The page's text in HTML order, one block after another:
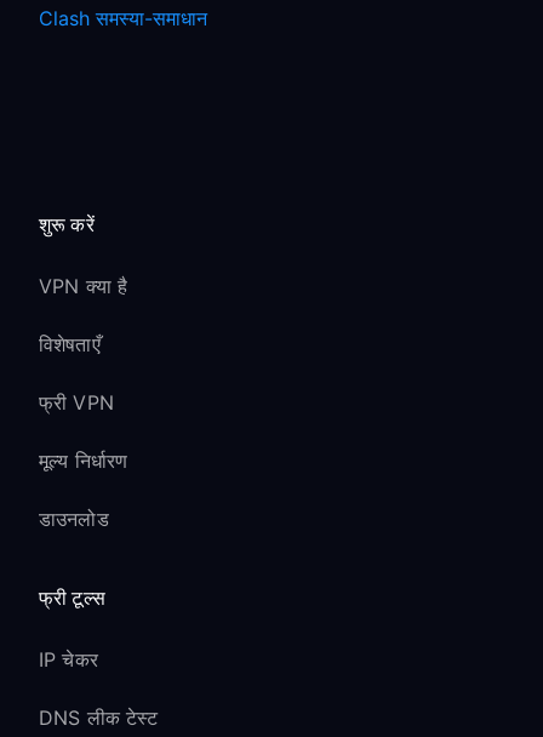
Clash समस्या-समाधान
शुरू करें
VPN क्या है
विशेषताएँ
फ्री VPN
मूल्य निर्धारण
डाउनलोड
फ्री टूल्स
IP चेकर
DNS लीक टेस्ट